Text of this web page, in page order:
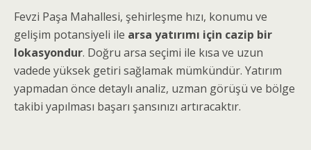
Fevzi Paşa Mahallesi, şehirleşme hızı, konumu ve
gelişim potansiyeli ile arsa yatırımı için cazip bir
lokasyondur. Doğru arsa seçimi ile kısa ve uzun
vadede yüksek getiri sağlamak mümkündür. Yatırım
yapmadan önce detaylı analiz, uzman görüşü ve bölge
takibi yapılması başarı şansınızı artıracaktır.